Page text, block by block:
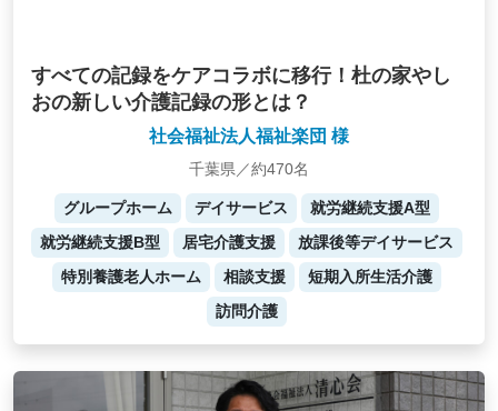
すべての記録をケアコラボに移行！杜の家やし
おの新しい介護記録の形とは？
社会福祉法人福祉楽団 様
千葉県／約470名
グループホーム デイサービス
就労継続支援A型
就労継続支援B型
居宅介護支援
放課後等デイサービス
特別養護老人ホーム
相談支援
短期入所生活介護
訪問介護